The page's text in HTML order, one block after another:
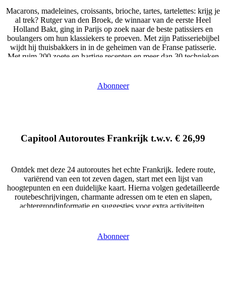
Macarons, madeleines, croissants, brioche, tartes, tartelettes: krijg je
al trek? Rutger van den Broek, de winnaar van de eerste Heel
Holland Bakt, ging in Parijs op zoek naar de beste patissiers en
boulangers om hun klassiekers te proeven. Met zijn Patisseriebijbel
wijdt hij thuisbakkers in in de geheimen van de Franse patisserie.
Met ruim 200 zoete en hartige recepten en meer dan 30 technieken
Abonneren
Abonneer
Capitool Autoroutes Frankrijk t.w.v. € 26,99
Ontdek met deze 24 autoroutes het echte Frankrijk. Iedere route,
variërend van een tot zeven dagen, start met een lijst van
hoogtepunten en een duidelijke kaart. Hierna volgen gedetailleerde
routebeschrijvingen, charmante adressen om te eten en slapen,
achtergrondinformatie en suggesties voor extra activiteiten,
Abonneren
Abonneer